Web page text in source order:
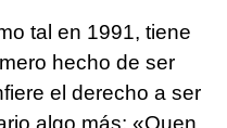
tal en 1991, tiene
hecho de ser
el derecho a ser
algo más: «Quen